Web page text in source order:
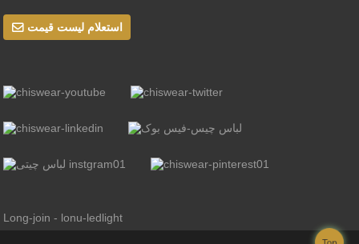
استعلام لیست قیمت
Long-join - lonu-ledlight